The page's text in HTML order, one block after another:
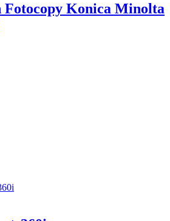
Fotocopy Konica Minolta